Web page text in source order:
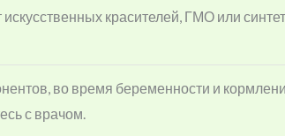
красителей, ГМО или
во время беременности и
с врачом.